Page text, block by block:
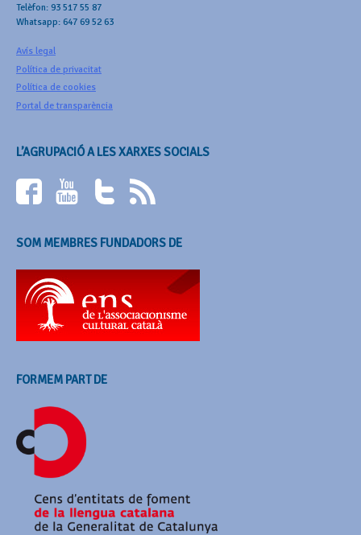
Telèfon: 93 517 55 87
Whatsapp: 647 69 52 63
Avís legal
Política de privacitat
Política de cookies
Portal de transparència
L’AGRUPACIÓ A LES XARXES SOCIALS
SOM MEMBRES FUNDADORS DE
FORMEM PART DE